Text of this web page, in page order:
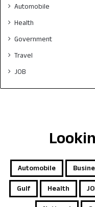
Automobile
Health
Government
Travel
JOB
Automobile
Gulf
Health